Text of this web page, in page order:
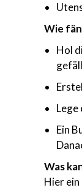
Wie
Hol
Lege
Ein
Was
Hier ein